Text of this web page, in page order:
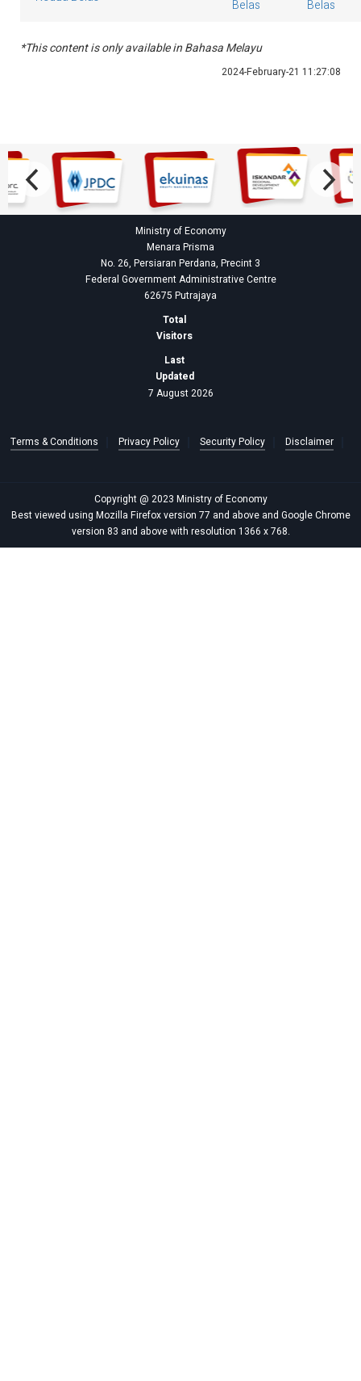
Belas
Belas
*This content is only available in Bahasa Melayu
2024-February-21 11:27:08
Ministry of Economy
Menara Prisma
No. 26, Persiaran Perdana, Precint 3
Federal Government Administrative Centre
62675 Putrajaya
Total
Visitors
Last
Updated
7 August 2026
Terms & Conditions Privacy Policy Security Policy Disclaimer
Copyright @ 2023 Ministry of Economy
Best viewed using Mozilla Firefox version 77 and above and Google Chrome
version 83 and above with resolution 1366 x 768.